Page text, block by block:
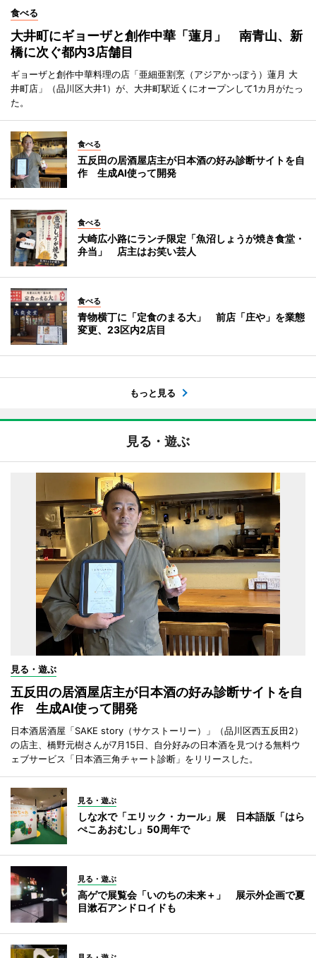
食べる
大井町にギョーザと創作中華「蓮月」 南青山、新
橋に次ぐ都内3店舗目
ギョーザと創作中華料理の店「亜細亜割烹（アジアかっぽう）蓮月 大
井町店」（品川区大井1）が、大井町駅近くにオープンして1カ月がたっ
た。
食べる
五反田の居酒屋店主が日本酒の好み診断サイトを自
作 生成AI使って開発
食べる
大崎広小路にランチ限定「魚沼しょうが焼き食堂・
弁当」 店主はお笑い芸人
食べる
青物横丁に「定食のまる大」 前店「庄や」を業態
変更、23区内2店目
もっと見る
見る・遊ぶ
見る・遊ぶ
五反田の居酒屋店主が日本酒の好み診断サイトを自
作 生成AI使って開発
日本酒居酒屋「SAKE story（サケストーリー）」（品川区西五反田2）
の店主、橋野元樹さんが7月15日、自分好みの日本酒を見つける無料ウ
ェブサービス「日本酒三角チャート診断」をリリースした。
見る・遊ぶ
しな水で「エリック・カール」展 日本語版「はら
ぺこあおむし」50周年で
見る・遊ぶ
高ゲで展覧会「いのちの未来＋」 展示外企画で夏
目漱石アンドロイドも